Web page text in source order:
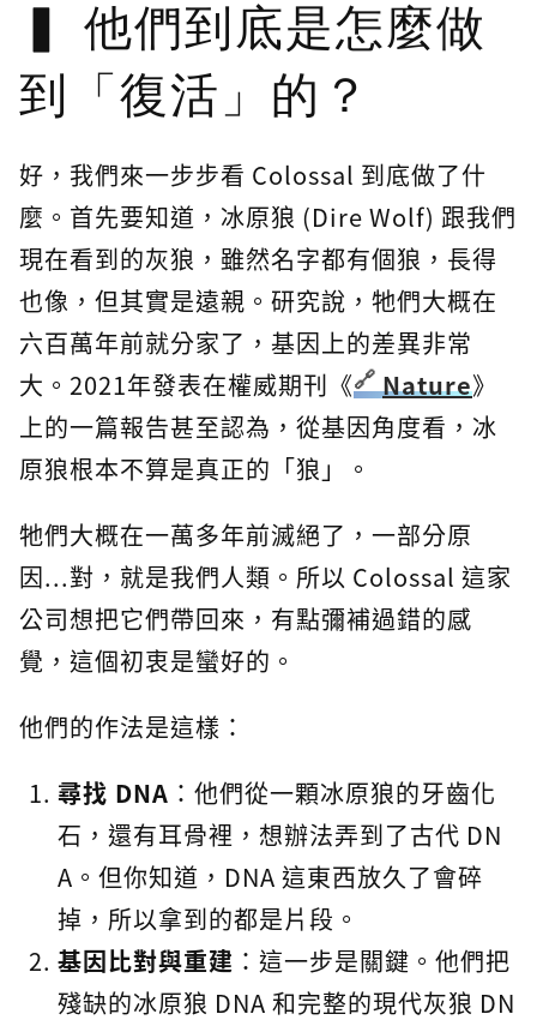
他們到底是怎麼做
到「復活」的？
好，我們來一步步看 Colossal 到底做了什
麼。首先要知道，冰原狼 (Dire Wolf) 跟我們
現在看到的灰狼，雖然名字都有個狼，長得
也像，但其實是遠親。研究說，牠們大概在
六百萬年前就分家了，基因上的差異非常
大。2021年發表在權威期刊《
Nature》
上的一篇報告甚至認為，從基因角度看，冰
原狼根本不算是真正的「狼」。
牠們大概在一萬多年前滅絕了，一部分原
因...對，就是我們人類。所以 Colossal 這家
公司想把它們帶回來，有點彌補過錯的感
覺，這個初衷是蠻好的。
他們的作法是這樣：
尋找 DNA ：他們從一顆冰原狼的牙齒化
石，還有耳骨裡，想辦法弄到了古代 DN
A。但你知道，DNA 這東西放久了會碎
掉，所以拿到的都是片段。
基因比對與重建 ：這一步是關鍵。他們把
殘缺的冰原狼 DNA 和完整的現代灰狼 DN